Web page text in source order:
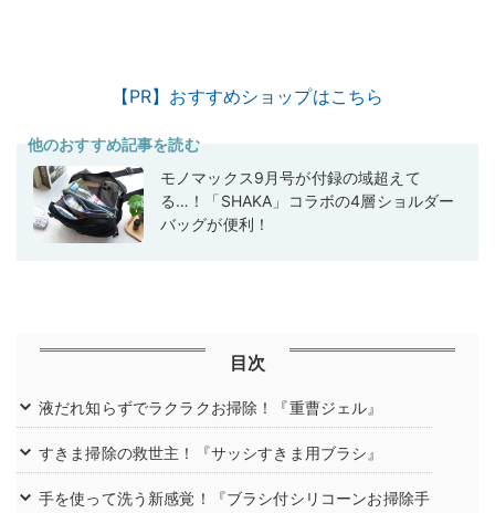
【PR】おすすめショップはこちら
他のおすすめ記事を読む
モノマックス9月号が付録の域超えて
る…！「SHAKA」コラボの4層ショルダー
バッグが便利！
目次
液だれ知らずでラクラクお掃除！『重曹ジェル』
すきま掃除の救世主！『サッシすきま用ブラシ』
手を使って洗う新感覚！『ブラシ付シリコーンお掃除手